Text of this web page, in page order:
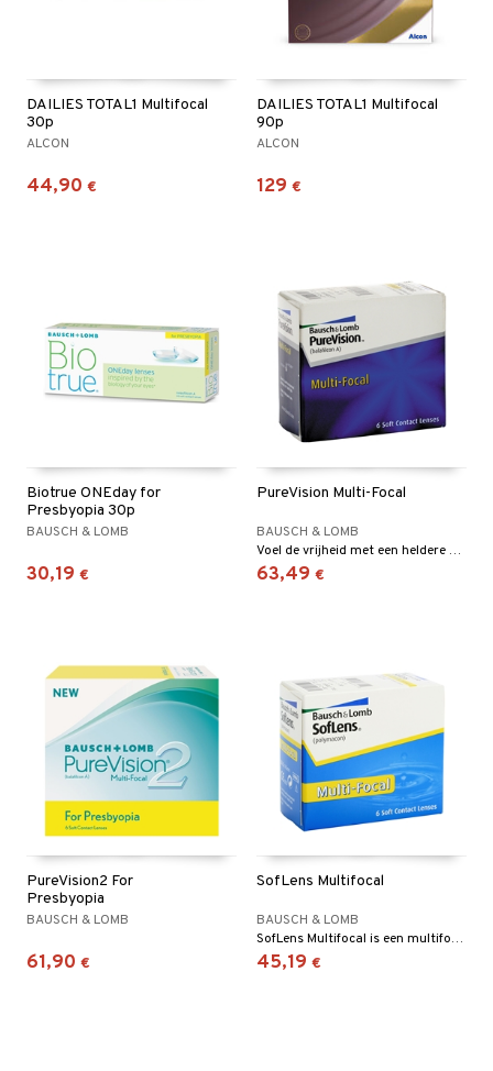
DAILIES TOTAL1 Multifocal
30p
ALCON
44,90 €
DAILIES TOTAL1 Multifocal
90p
ALCON
129 €
Biotrue ONEday for
Presbyopia 30p
BAUSCH & LOMB
30,19 €
PureVision Multi-Focal
BAUSCH & LOMB
Voel de vrijheid met een heldere gezichtsscherpte op alle afstanden, zonder een leesbril.
63,49 €
PureVision2 For
Presbyopia
BAUSCH & LOMB
61,90 €
SofLens Multifocal
BAUSCH & LOMB
SofLens Multifocal is een multifocale maandlens met een laag vloeistofgehalte.
45,19 €